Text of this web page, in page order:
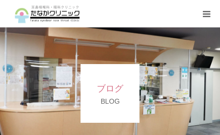
ブログ
BLOG
トップページ
診療案内
クリニックの紹介